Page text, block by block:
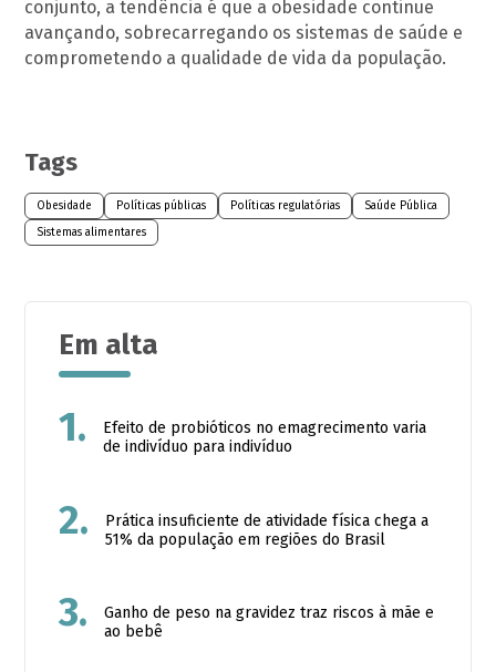
conjunto, a tendência é que a obesidade continue
avançando, sobrecarregando os sistemas de saúde e
comprometendo a qualidade de vida da população.
Tags
Obesidade Políticas públicas Políticas regulatórias
Saúde Pública
Sistemas alimentares
Em alta
1.
Efeito de probióticos no emagrecimento varia
de indivíduo para indivíduo
2.
Prática insuficiente de atividade física chega a
51% da população em regiões do Brasil
3.
Ganho de peso na gravidez traz riscos à mãe e
ao bebê